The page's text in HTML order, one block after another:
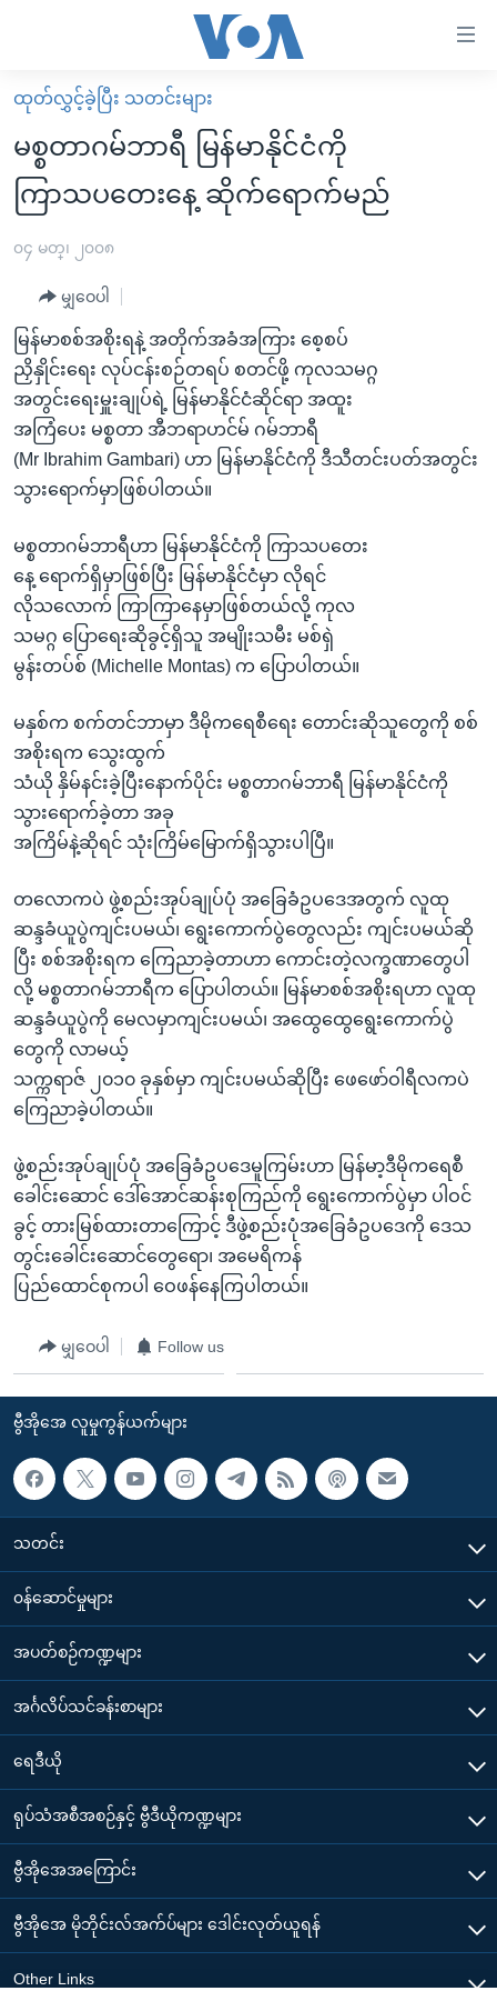
လွယ်ကူ
စေ
သည့်
Link
များ
အကြောင်းအရာ
သို့
ကျော်
ကြည့်
ပင်မ
စာမျက်နှာ
ကျော်
ကြည့်
ရန်
ရှာဖွေ
နေရာ
ကျော်
မူလစာမျက်နှာ
မြန်မာ
ကမ္ဘာ့သတင်းများ
အစ္စရေး-ပါလက်စတိုင်း
ရပ်ဝန်းတခု လမ်းတခု အလွန်
အင်္ဂလိပ်စာလေ့လာမယ်
အမေရိကန်သုံးအီဒီယံ
မကြေးမုံရဲ့ အင်္ဂလိပ်စာ
ရုပ်ရှင်ထဲက အင်္ဂလိပ်စာ
အပတ်စဉ်ကဏ္ဍများ
ရေဒီယို
ရေဒီယိုနှင့်ရုပ်သံ အချက်အလက်များ
ရေဒီယို/တီဗွီအစီအစဉ်
Learning English
ဗွီအိုအေ လူမှုကွန်ယက်များ
ထုတ်လွှင့်ခဲ့ပြီး သတင်းများ
မစ္စတာဂမ်ဘာရီ မြန်မာနိုင်ငံကို
ကြာသပတေးနေ့ ဆိုက်ရောက်မည်
၀၄ မတ္၊ ၂၀၀၈
မျှဝေပါ
မြန်မာစစ်အစိုးရနဲ့ အတိုက်အခံအကြား စေ့စပ်
ညှိနှိုင်းရေး လုပ်ငန်းစဉ်တရပ် စတင်ဖို့ ကုလသမဂ္ဂ
အတွင်းရေးမှူးချုပ်ရဲ့ မြန်မာနိုင်ငံဆိုင်ရာ အထူး
အကြံပေး မစ္စတာ အီဘရာဟင်မ် ဂမ်ဘာရီ
(Mr Ibrahim Gambari) ဟာ မြန်မာနိုင်ငံကို ဒီသီတင်းပတ်အတွင်း
သွားရောက်မှာဖြစ်ပါတယ်။
မစ္စတာဂမ်ဘာရီဟာ မြန်မာနိုင်ငံကို ကြာသပတေး
နေ့ ရောက်ရှိမှာဖြစ်ပြီး မြန်မာနိုင်ငံမှာ လိုရင်
လိုသလောက် ကြာကြာနေမှာဖြစ်တယ်လို့ ကုလ
သမဂ္ဂ ပြောရေးဆိုခွင့်ရှိသူ အမျိုးသမီး မစ်ရှဲ
မွန်းတပ်စ် (Michelle Montas) က ပြောပါတယ်။
မနှစ်က စက်တင်ဘာမှာ ဒီမိုကရေစီရေး တောင်းဆိုသူတွေကို စစ်
အစိုးရက သွေးထွက်
သံယို နှိမ်နင်းခဲ့ပြီးနောက်ပိုင်း မစ္စတာဂမ်ဘာရီ မြန်မာနိုင်ငံကို
သွားရောက်ခဲ့တာ အခု
အကြိမ်နဲ့ဆိုရင် သုံးကြိမ်မြောက်ရှိသွားပါပြီ။
တလောကပဲ ဖွဲ့စည်းအုပ်ချုပ်ပုံ အခြေခံဥပဒေအတွက် လူထု
ဆန္ဒခံယူပွဲကျင်းပမယ်၊ ရွေးကောက်ပွဲတွေလည်း ကျင်းပမယ်ဆို
ပြီး စစ်အစိုးရက ကြေညာခဲ့တာဟာ ကောင်းတဲ့လက္ခဏာတွေပါ
လို့ မစ္စတာဂမ်ဘာရီက ပြောပါတယ်။ မြန်မာစစ်အစိုးရဟာ လူထု
ဆန္ဒခံယူပွဲကို မေလမှာကျင်းပမယ်၊ အထွေထွေရွေးကောက်ပွဲ
တွေကို လာမယ့်
သက္ကရာဇ် ၂၀၁၀ ခုနှစ်မှာ ကျင်းပမယ်ဆိုပြီး ဖေဖော်ဝါရီလကပဲ
ကြေညာခဲ့ပါတယ်။
ဖွဲ့စည်းအုပ်ချုပ်ပုံ အခြေခံဥပဒေမူကြမ်းဟာ မြန်မာ့ဒီမိုကရေစီ
ခေါင်းဆောင် ဒေါ်အောင်ဆန်းစုကြည်ကို ရွေးကောက်ပွဲမှာ ပါဝင်
ခွင့် တားမြစ်ထားတာကြောင့် ဒီဖွဲ့စည်းပုံအခြေခံဥပဒေကို ဒေသ
တွင်းခေါင်းဆောင်တွေရော၊ အမေရိကန်
ပြည်ထောင်စုကပါ ဝေဖန်နေကြပါတယ်။
မျှဝေပါ Follow us
ဗွီအိုအေ လူမှုကွန်ယက်များ
သတင်း
၀န်ဆောင်မှုများ
အပတ်စဉ်ကဏ္ဍများ
အင်္ဂလိပ်သင်ခန်းစာများ
ရေဒီယို
ရုပ်သံအစီအစဉ်နှင့် ဗွီဒီယိုကဏ္ဍများ
ဗွီအိုအေအကြောင်း
ဗွီအိုအေ မိုဘိုင်းလ်အက်ပ်များ ဒေါင်းလုတ်ယူရန်
Other Links